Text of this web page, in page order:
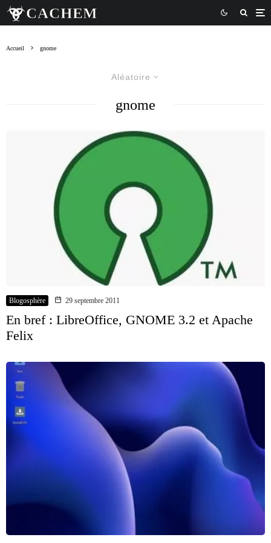
Accueil gnome
Aléatoire
gnome
Blogosphère 29 septembre 2011
En bref : LibreOffice, GNOME 3.2 et Apache
Felix